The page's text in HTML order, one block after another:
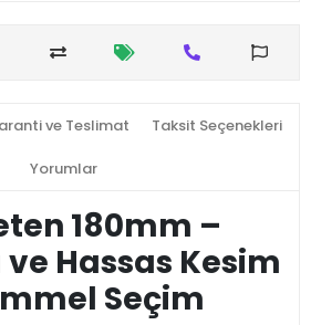
ve Teslimat Taksit Seçenekleri
Yorumlar
180mm –
ve Hassas Kesim
Seçim